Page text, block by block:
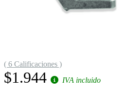
( 6 Calificaciones )
$1.944 IVA incluido